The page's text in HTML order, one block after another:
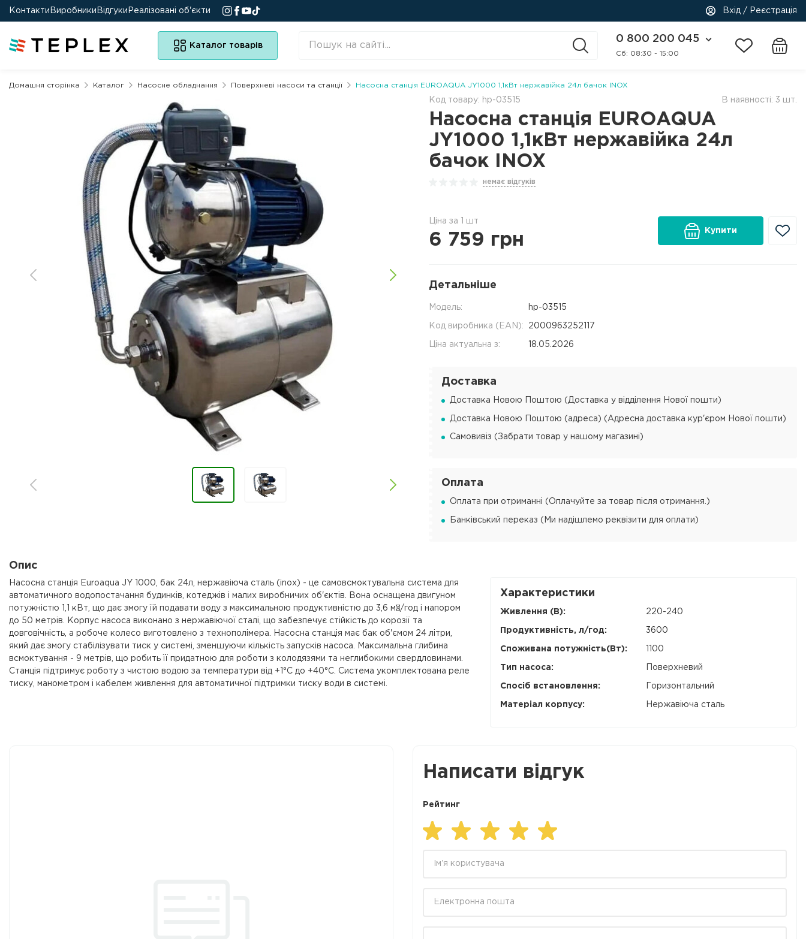
Контакти Виробники Відгуки Реалізовані об'єкти Вхід / Реєстрація
Каталог товарів
0 800 200 045
Cб: 08:30 - 15:00
Домашня сторінка Каталог Насосне обладнання Поверхневі насоси та станції Насосна станція EUROAQUA JY1000 1,1кВт нержавійка 24л бачок INOX
Код товару: hp-03515 В наявності: 3 шт.
Насосна станція EUROAQUA
JY1000 1,1кВт нержавійка 24л
бачок INOX
немає відгуків
Ціна за 1 шт
6 759 грн
Купити
Детальніше
Модель: hp-03515
Код виробника (EAN): 2000963252117
Ціна актуальна з: 18.05.2026
Доставка
Доставка Новою Поштою (Доставка у відділення Нової пошти)
Доставка Новою Поштою (адреса) (Адресна доставка кур'єром Нової пошти)
Самовивіз (Забрати товар у нашому магазині)
Оплата
Оплата при отриманні (Оплачуйте за товар після отримання.)
Банківський переказ (Ми надішлемо реквізити для оплати)
Опис
Насосна станція Euroaqua JY 1000, бак 24л, нержавіюча сталь (inox) - це самовсмоктувальна система для
автоматичного водопостачання будинків, котеджів і малих виробничих об'єктів. Вона оснащена двигуном
потужністю 1,1 кВт, що дає змогу їй подавати воду з максимальною продуктивністю до 3,6 м³/год і напором
до 50 метрів. Корпус насоса виконано з нержавіючої сталі, що забезпечує стійкість до корозії та
довговічність, а робоче колесо виготовлено з технополімера. Насосна станція має бак об'ємом 24 літри,
який дає змогу стабілізувати тиск у системі, зменшуючи кількість запусків насоса. Максимальна глибина
всмоктування - 9 метрів, що робить її придатною для роботи з колодязями та неглибокими свердловинами.
Станція підтримує роботу з чистою водою за температури від +1°C до +40°C. Система укомплектована реле
тиску, манометром і кабелем живлення для автоматичної підтримки тиску води в системі.
Характеристики
Живлення (В): 220-240
Продуктивність, л/год: 3600
Споживана потужність(Вт): 1100
Тип насоса: Поверхневий
Спосіб встановлення: Горизонтальний
Матеріал корпусу: Нержавіюча сталь
Написати відгук
Рейтинг